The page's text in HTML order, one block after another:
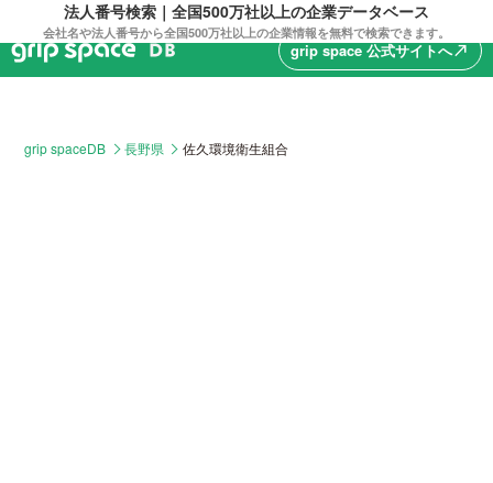
法人番号検索｜全国500万社以上の企業データベース
会社名や法人番号から全国500万社以上の企業情報を無料で検索できます。
grip space 公式サイトへnorth_east
grip spaceDB 長野県 佐久環境衛生組合